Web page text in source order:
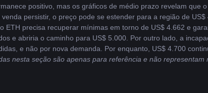
positivo, mas os gráficos de médio prazo revelam que
persistir, o preço pode se estender para a região de
ETH precisa recuperar mínimas em torno de US$ 4.662 e
e abriria o caminho para US$ 5.000. Por outro lado, a
e não por nova demanda. Por enquanto, US$ 4.700
nesta seção são apenas para referência e não